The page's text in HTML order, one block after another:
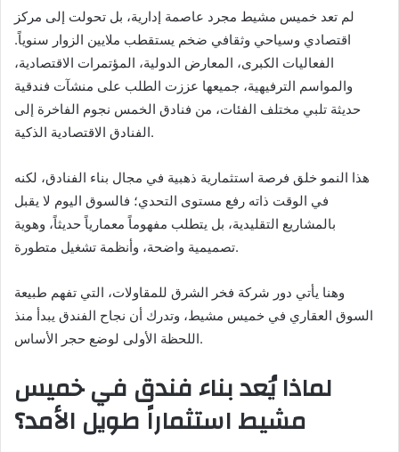
لم تعد خميس مشيط مجرد عاصمة إدارية، بل تحولت إلى مركز
اقتصادي وسياحي وثقافي ضخم يستقطب ملايين الزوار سنوياً.
الفعاليات الكبرى، المعارض الدولية، المؤتمرات الاقتصادية،
والمواسم الترفيهية، جميعها عززت الطلب على منشآت فندقية
حديثة تلبي مختلف الفئات، من فنادق الخمس نجوم الفاخرة إلى
الفنادق الاقتصادية الذكية.
هذا النمو خلق فرصة استثمارية ذهبية في مجال بناء الفنادق، لكنه
في الوقت ذاته رفع مستوى التحدي؛ فالسوق اليوم لا يقبل
بالمشاريع التقليدية، بل يتطلب مفهوماً معمارياً حديثاً، وهوية
تصميمية واضحة، وأنظمة تشغيل متطورة.
وهنا يأتي دور شركة فخر الشرق للمقاولات، التي تفهم طبيعة
السوق العقاري في خميس مشيط، وتدرك أن نجاح الفندق يبدأ منذ
اللحظة الأولى لوضع حجر الأساس.
لماذا يُعد بناء فندق في خميس
مشيط استثماراً طويل الأمد؟